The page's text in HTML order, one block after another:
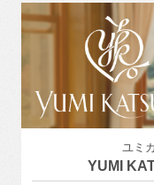
ユミ
YUMI